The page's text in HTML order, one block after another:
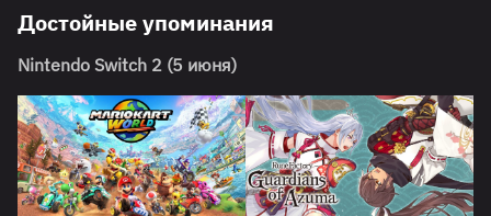
Достойные упоминания
Nintendo Switch 2 (5 июня)